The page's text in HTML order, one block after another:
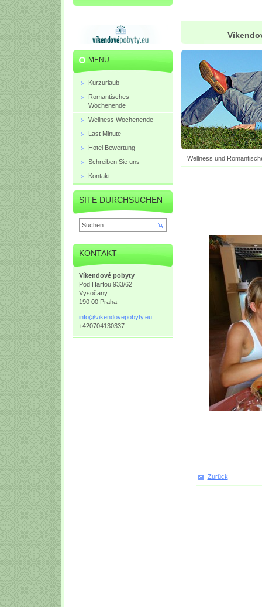
Wellness und
Zurück
MENÜ
Kurzurlaub
Romantisches
Wochenende
Wellness Wochenende
Last Minute
Hotel Bewertung
Schreiben Sie uns
Kontakt
SITE DURCHSUCHEN
KONTAKT
Víkendové pobyty
Pod Harfou 933/62
Vysočany
190 00 Praha
info@vikendovepobyty.eu
+420704130337